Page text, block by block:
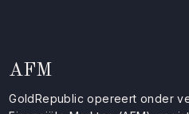
AFM
GoldRepublic opereert onder